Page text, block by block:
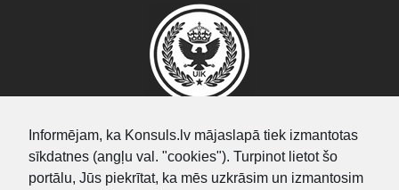
Informējam, ka Konsuls.lv mājaslapā tiek izmantotas
sīkdatnes (angļu val. "cookies"). Turpinot lietot šo
portālu, Jūs piekrītat, ka mēs uzkrāsim un izmantosim
SEARCH